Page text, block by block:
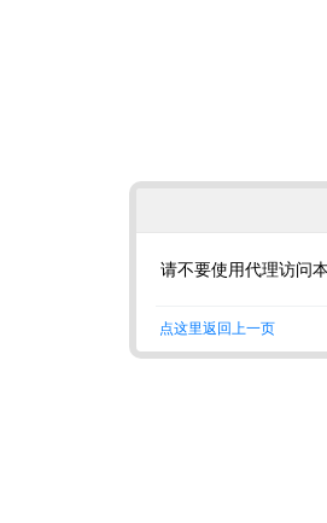
请不要使用代理访问
点这里返回上一页